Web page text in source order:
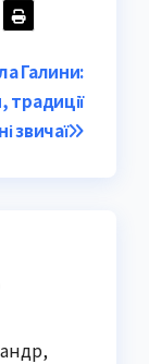
Галини:
традиції
звичаї